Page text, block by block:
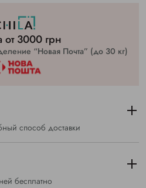
от 3000 грн
“Новая Почта” (до 30 кг)
способ доставки
бесплатно